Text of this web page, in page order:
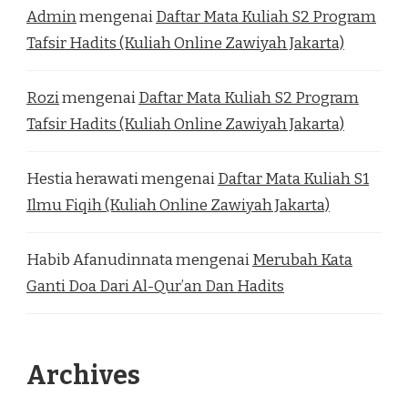
AdminmengenaiDaftar Mata Kuliah S2 Program
Tafsir Hadits (Kuliah Online Zawiyah Jakarta)
RozimengenaiDaftar Mata Kuliah S2 Program
Tafsir Hadits (Kuliah Online Zawiyah Jakarta)
Hestia herawatimengenaiDaftar Mata Kuliah S1
Ilmu Fiqih (Kuliah Online Zawiyah Jakarta)
Habib AfanudinnatamengenaiMerubah Kata
Ganti Doa Dari Al-Qur’an Dan Hadits
Archives